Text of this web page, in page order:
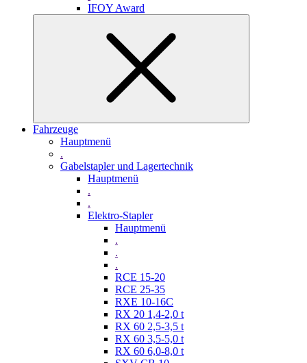
IFOY Award
Fahrzeuge
Hauptmenü
.
Gabelstapler und Lagertechnik
Hauptmenü
.
.
Elektro-Stapler
Hauptmenü
.
.
.
RCE 15-20
RCE 25-35
RXE 10-16C
RX 20 1,4-2,0 t
RX 60 2,5-3,5 t
RX 60 3,5-5,0 t
RX 60 6,0-8,0 t